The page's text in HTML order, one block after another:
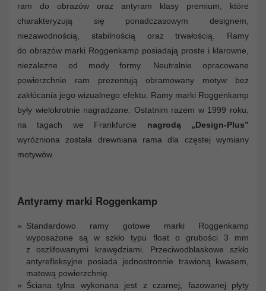
ram do obrazów oraz antyram klasy premium, które
charakteryzują się ponadczasowym designem,
niezawodnością, stabilnością oraz trwałością. Ramy
do obrazów marki Roggenkamp posiadają proste i klarowne,
niezależne od mody formy. Neutralnie opracowane
powierzchnie ram prezentują obramowany motyw bez
zakłócania jego wizualnego efektu. Ramy marki Roggenkamp
były wielokrotnie nagradzane. Ostatnim razem w 1999 roku,
na tagach we Frankfurcie nagrodą „Design-Plus”
wyróżniona została drewniana rama dla częstej wymiany
motywów.
Antyramy marki Roggenkamp
Standardowo ramy gotowe marki Roggenkamp
wyposażone są w szkło typu float o grubości 3 mm
z oszlifowanymi krawędziami. Przeciwodblaskowe szkło
antyrefleksyjne posiada jednostronnie trawioną kwasem,
matową powierzchnię.
Ściana tylna wykonana jest z czarnej, fazowanej płyty